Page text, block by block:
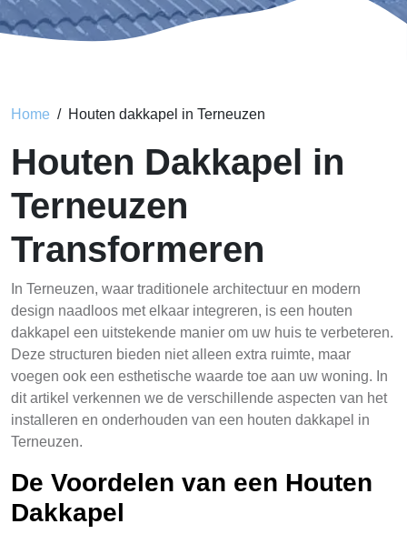
Home Houten dakkapel in Terneuzen
Houten Dakkapel in
Terneuzen
Transformeren
In Terneuzen, waar traditionele architectuur en modern
design naadloos met elkaar integreren, is een houten
dakkapel een uitstekende manier om uw huis te verbeteren.
Deze structuren bieden niet alleen extra ruimte, maar
voegen ook een esthetische waarde toe aan uw woning. In
dit artikel verkennen we de verschillende aspecten van het
installeren en onderhouden van een houten dakkapel in
Terneuzen.
De Voordelen van een Houten
Dakkapel